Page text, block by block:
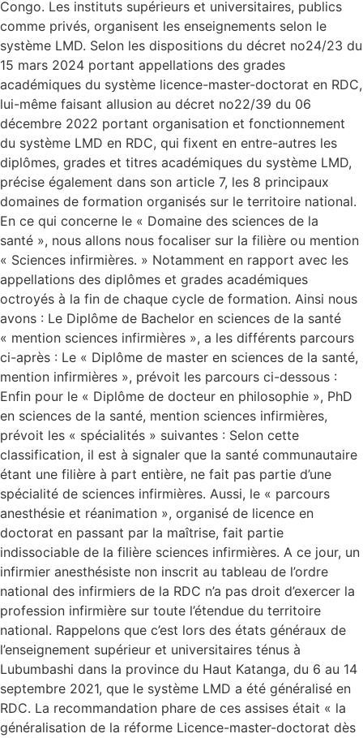
Congo. Les instituts supérieurs et universitaires, publics
comme privés, organisent les enseignements selon le
système LMD. Selon les dispositions du décret no24/23 du
15 mars 2024 portant appellations des grades
académiques du système licence-master-doctorat en RDC,
lui-même faisant allusion au décret no22/39 du 06
décembre 2022 portant organisation et fonctionnement
du système LMD en RDC, qui fixent en entre-autres les
diplômes, grades et titres académiques du système LMD,
précise également dans son article 7, les 8 principaux
domaines de formation organisés sur le territoire national.
En ce qui concerne le « Domaine des sciences de la
santé », nous allons nous focaliser sur la filière ou mention
« Sciences infirmières. » Notamment en rapport avec les
appellations des diplômes et grades académiques
octroyés à la fin de chaque cycle de formation. Ainsi nous
avons : Le Diplôme de Bachelor en sciences de la santé
« mention sciences infirmières », a les différents parcours
ci-après : Le « Diplôme de master en sciences de la santé,
mention infirmières », prévoit les parcours ci-dessous :
Enfin pour le « Diplôme de docteur en philosophie », PhD
en sciences de la santé, mention sciences infirmières,
prévoit les « spécialités » suivantes : Selon cette
classification, il est à signaler que la santé communautaire
étant une filière à part entière, ne fait pas partie d’une
spécialité de sciences infirmières. Aussi, le « parcours
anesthésie et réanimation », organisé de licence en
doctorat en passant par la maîtrise, fait partie
indissociable de la filière sciences infirmières. A ce jour, un
infirmier anesthésiste non inscrit au tableau de l’ordre
national des infirmiers de la RDC n’a pas droit d’exercer la
profession infirmière sur toute l’étendue du territoire
national. Rappelons que c’est lors des états généraux de
l’enseignement supérieur et universitaires ténus à
Lubumbashi dans la province du Haut Katanga, du 6 au 14
septembre 2021, que le système LMD a été généralisé en
RDC. La recommandation phare de ces assises était « la
généralisation de la réforme Licence-master-doctorat dès